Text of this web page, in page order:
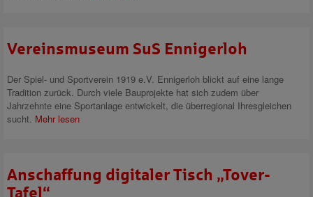
Vereinsmuseum SuS Ennigerloh
Der Spiel- und Sportverein 1919 e.V. Ennigerloh blickt auf eine lange
Tradition zurück. Durch viele Bauprojekte hat sich zudem über
Jahrzehnte eine Sportanlage entwickelt, die überregional Ihresgleichen
sucht. Mehr lesen
Anschaffung digitaler Tisch „Tover-
Tafel“